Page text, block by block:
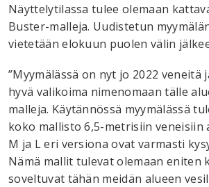
Näyttelytilassa tulee olemaan
Buster-malleja. Uudistetun
vietetään elokuun puolen välin
”Myymälässä on nyt jo 2022 veneitä
hyvä valikoima nimenomaan tälle
malleja. Käytännössä myymälässä
koko mallisto 6,5-metrisiin veneisiin
M ja L eri versiona ovat varmasti
Nämä mallit tulevat olemaan eniten
soveltuvat tähän meidän alueen